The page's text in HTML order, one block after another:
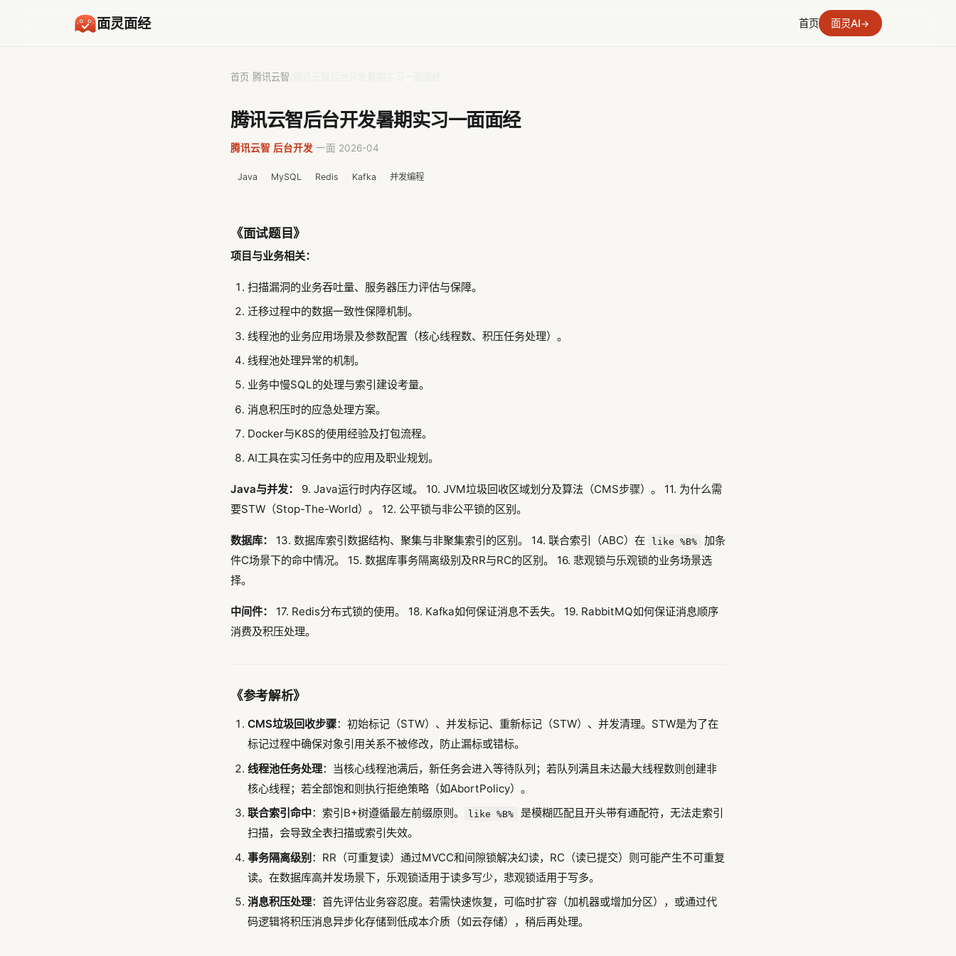
面灵面经 首页 面灵AI→
首页 腾讯云智
腾讯云智后台开发暑期实习一面面经
腾讯云智 后台开发 一面 2026-04
Java MySQL Redis Kafka 并发编程
《面试题目》
项目与业务相关：
扫描漏洞的业务吞吐量、服务器压力评估与保障。
迁移过程中的数据一致性保障机制。
线程池的业务应用场景及参数配置（核心线程数、积压任务处理）。
线程池处理异常的机制。
业务中慢SQL的处理与索引建设考量。
消息积压时的应急处理方案。
Docker与K8S的使用经验及打包流程。
AI工具在实习任务中的应用及职业规划。
Java与并发：
9. Java运行时内存区域。 10. JVM垃圾回收区域划分及算法（CMS步骤）。 11. 为什么需
要STW（Stop-The-World）。 12. 公平锁与非公平锁的区别。
数据库： 13. 数据库索引数据结构、聚集与非聚集索引的区别。 14. 联合索引（ABC）在 like %B%
加条
件C场景下的命中情况。 15. 数据库事务隔离级别及RR与RC的区别。 16. 悲观锁与乐观锁的业务场景选
择。
中间件：
17. Redis分布式锁的使用。 18. Kafka如何保证消息不丢失。 19. RabbitMQ如何保证消息顺序
消费及积压处理。
《参考解析》
CMS垃圾回收步骤：初始标记（STW）、并发标记、重新标记（STW）、并发清理。STW是为了在
标记过程中确保对象引用关系不被修改，防止漏标或错标。
线程池任务处理：当核心线程池满后，新任务会进入等待队列；若队列满且未达最大线程数则创建非
核心线程；若全部饱和则执行拒绝策略（如AbortPolicy）。
联合索引命中：索引B+树遵循最左前缀原则。 like %B%
是模糊匹配且开头带有通配符，无法走索引
扫描，会导致全表扫描或索引失效。
事务隔离级别 ：RR（可重复读）通过MVCC和间隙锁解决幻读，RC（读已提交）则可能产生不可重复
读。在数据库高并发场景下，乐观锁适用于读多写少，悲观锁适用于写多。
消息积压处理：首先评估业务容忍度。若需快速恢复，可临时扩容（加机器或增加分区），或通过代
码逻辑将积压消息异步化存储到低成本介质（如云存储），稍后再处理。